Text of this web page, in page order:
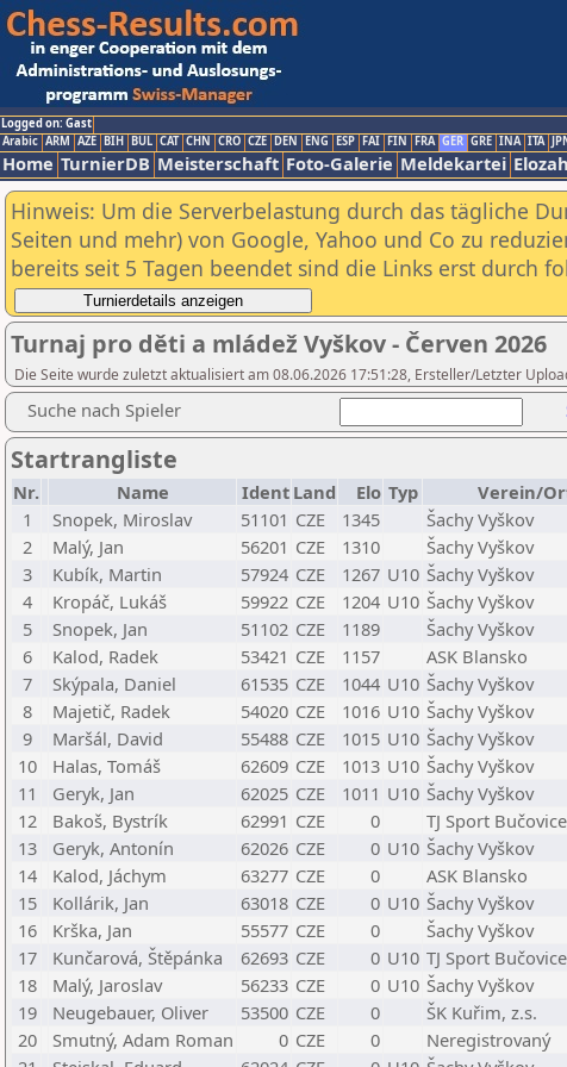
Logged on: Gast
Arabic ARM AZE BIH BUL CAT CHN CRO CZE DEN ENG ESP FAI FIN FRA GER GRE INA ITA
Home TurnierDB Meisterschaft Foto-Galerie Meldekartei
Hinweis: Um die Serverbelastung durch das tägliche
Seiten und mehr) von Google, Yahoo und Co zu
bereits seit 5 Tagen beendet sind die Links erst durch
Turnaj pro děti a mládež Vyškov - Červen 2026
Die Seite wurde zuletzt aktualisiert am 08.06.2026 17:51:28, Ersteller/Letzter
Suche nach Spieler
Startrangliste
Nr. Name Ident Land Elo Typ
Verein/
1
Snopek, Miroslav 51101 CZE 1345
Šachy Vyškov
2
Malý, Jan 56201 CZE 1310
Šachy Vyškov
3
Kubík, Martin 57924 CZE 1267 U10 Šachy Vyškov
4
Kropáč, Lukáš 59922 CZE 1204 U10 Šachy Vyškov
5
Snopek, Jan 51102 CZE 1189
Šachy Vyškov
6
Kalod, Radek 53421 CZE 1157
ASK Blansko
7
Skýpala, Daniel 61535 CZE 1044 U10 Šachy Vyškov
8
Majetič, Radek 54020 CZE 1016 U10 Šachy Vyškov
9
Maršál, David 55488 CZE 1015 U10 Šachy Vyškov
10
Halas, Tomáš 62609 CZE 1013 U10 Šachy Vyškov
11
Geryk, Jan 62025 CZE 1011 U10 Šachy Vyškov
12
Bakoš, Bystrík 62991 CZE 0
TJ Sport
13
Geryk, Antonín 62026 CZE 0 U10 Šachy Vyškov
14
Kalod, Jáchym 63277 CZE 0
ASK Blansko
15
Kollárik, Jan 63018 CZE 0 U10 Šachy Vyškov
16
Krška, Jan 55577 CZE 0
Šachy Vyškov
17
Kunčarová, Štěpánka 62693 CZE 0 U10 TJ Sport
18
Malý, Jaroslav 56233 CZE 0 U10 Šachy Vyškov
19
Neugebauer, Oliver 53500 CZE 0
ŠK Kuřim, z.s.
20
Smutný, Adam Roman 0 CZE 0
Neregistrovaný